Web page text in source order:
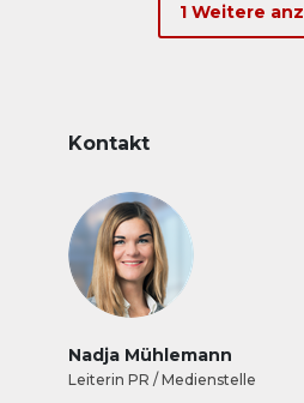
1 Weitere
Kontakt
Nadja Mühlemann
Leiterin PR / Medienstelle